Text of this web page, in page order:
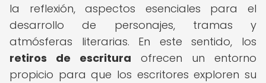
la reflexión, aspectos esenciales para el
desarrollo de personajes, tramas y
atmósferas literarias. En este sentido, los
retiros de escritura ofrecen un entorno
propicio para que los escritores exploren su